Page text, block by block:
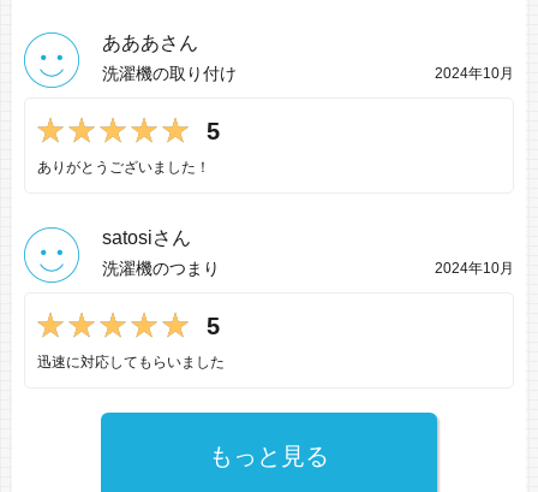
あああさん
洗濯機の取り付け 2024年10月
5
ありがとうございました！
satosiさん
洗濯機のつまり 2024年10月
5
迅速に対応してもらいました
もっと見る